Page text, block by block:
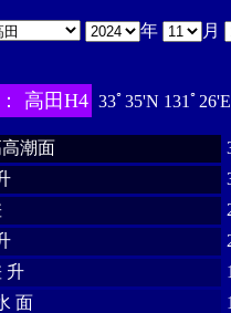
年 月
高田H4 33ﾟ35'N 131ﾟ26'E
潮面
升
面